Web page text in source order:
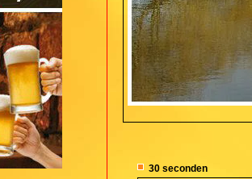
30 seconden